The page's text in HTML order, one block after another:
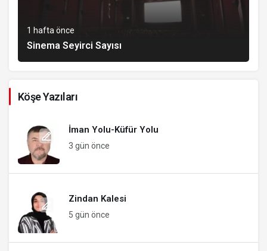
1 hafta önce
Sinema Seyirci Sayısı
Köşe Yazıları
İman Yolu-Küfür Yolu
3 gün önce
Zindan Kalesi
5 gün önce